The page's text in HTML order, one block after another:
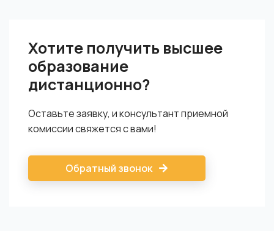
Хотите получить высшее
образование
дистанционно?
Оставьте заявку, и консультант приемной
комиссии свяжется с вами!
Обратный звонок